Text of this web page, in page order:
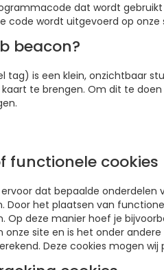
dat wordt
code wordt uitgevoerd op onze
beacon?
tag) is een klein, onzichtbaar
te brengen. Om dit te
functionele cookies
dat bepaalde onderdelen
Door het plaatsen van
Op deze manier hoef je
onze site en is het onder
Deze cookies mogen